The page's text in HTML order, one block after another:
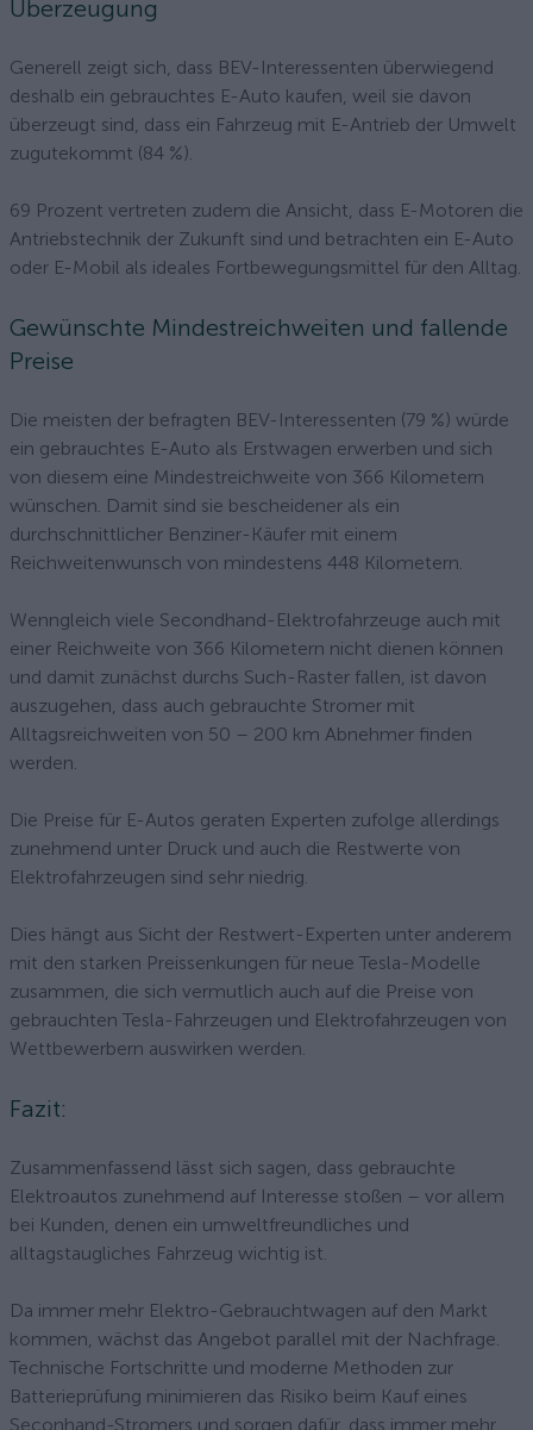
Überzeugung
Generell zeigt sich, dass BEV-Interessenten überwiegend
deshalb ein gebrauchtes E-Auto kaufen, weil sie davon
überzeugt sind, dass ein Fahrzeug mit E-Antrieb der Umwelt
zugutekommt (84 %).
69 Prozent vertreten zudem die Ansicht, dass E-Motoren die
Antriebstechnik der Zukunft sind und betrachten ein E-Auto
oder E-Mobil als ideales Fortbewegungsmittel für den Alltag.
Gewünschte Mindestreichweiten und fallende
Preise
Die meisten der befragten BEV-Interessenten (79 %) würde
ein gebrauchtes E-Auto als Erstwagen erwerben und sich
von diesem eine Mindestreichweite von 366 Kilometern
wünschen. Damit sind sie bescheidener als ein
durchschnittlicher Benziner-Käufer mit einem
Reichweitenwunsch von mindestens 448 Kilometern.
Wenngleich viele Secondhand-Elektrofahrzeuge auch mit
einer Reichweite von 366 Kilometern nicht dienen können
und damit zunächst durchs Such-Raster fallen, ist davon
auszugehen, dass auch gebrauchte Stromer mit
Alltagsreichweiten von 50 – 200 km Abnehmer finden
werden.
Die Preise für E-Autos geraten Experten zufolge allerdings
zunehmend unter Druck und auch die Restwerte von
Elektrofahrzeugen sind sehr niedrig.
Dies hängt aus Sicht der Restwert-Experten unter anderem
mit den starken Preissenkungen für neue Tesla-Modelle
zusammen, die sich vermutlich auch auf die Preise von
gebrauchten Tesla-Fahrzeugen und Elektrofahrzeugen von
Wettbewerbern auswirken werden.
Fazit:
Zusammenfassend lässt sich sagen, dass gebrauchte
Elektroautos zunehmend auf Interesse stoßen – vor allem
bei Kunden, denen ein umweltfreundliches und
alltagstaugliches Fahrzeug wichtig ist.
Da immer mehr Elektro-Gebrauchtwagen auf den Markt
kommen, wächst das Angebot parallel mit der Nachfrage.
Technische Fortschritte und moderne Methoden zur
Batterieprüfung minimieren das Risiko beim Kauf eines
Seconhand-Stromers und sorgen dafür, dass immer mehr